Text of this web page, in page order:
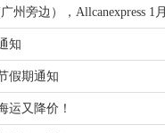
州旁边），Allcanexpress 1月
地址。
知
假期通知
运又降价！